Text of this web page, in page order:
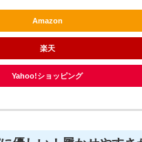
Amazon
楽天
Yahoo!ショッピング